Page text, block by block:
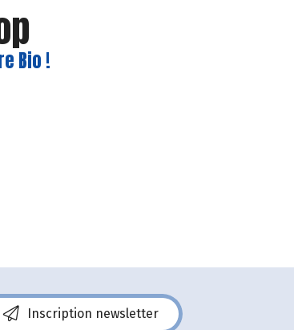
Bio !
Inscription newsletter